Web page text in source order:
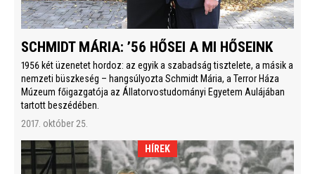
SCHMIDT MÁRIA: ’56 HŐSEI A MI HŐSEINK
1956 két üzenetet hordoz: az egyik a szabadság tisztelete, a másik a
nemzeti büszkeség – hangsúlyozta Schmidt Mária, a Terror Háza
Múzeum főigazgatója az Állatorvostudományi Egyetem Aulájában
tartott beszédében.
2017. október 25.
HÍREK